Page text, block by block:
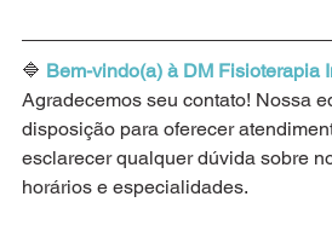
🔷 Bem-vindo(a) à DM Fisioterapia
Agradecemos seu contato! Nossa
disposição para oferecer
esclarecer qualquer dúvida sobre
horários e especialidades.